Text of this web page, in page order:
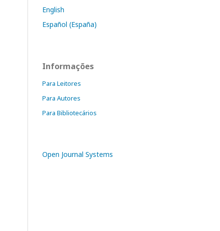
English
Español (España)
Informações
Para Leitores
Para Autores
Para Bibliotecários
Open Journal Systems